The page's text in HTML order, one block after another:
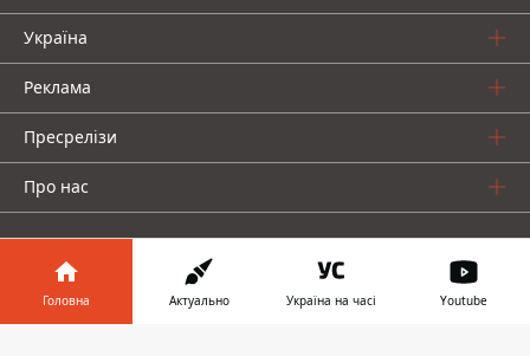
Україна
Реклама
Пресрелізи
Про нас
Головна Актуально Україна на часі Youtube